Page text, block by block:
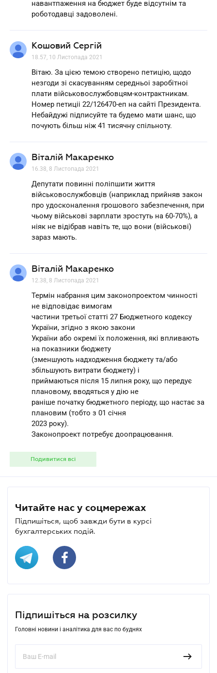
навантпаження на бюджет буде відсутнім та
роботодавці задоволені.
Кошовий Сергій
18.57, 10 Листопада 2021
Вітаю. За цією темою створено петицію, щодо
незгоди зі скасуванням середньоі заробітноі
плати військовослужбовцям-контрактникам.
Номер петиціі 22/126470-еп на сайті Президента.
Небайдужі підписуйте та будемо мати шанс, що
почують більш ніж 41 тисячну спільноту.
Віталій Макаренко
16.38, 8 Листопада 2021
Депутати повинні поліпшити життя
військовослужбовців (наприклад прийняв закон
про удосконалення грошового забезпечення, при
чьому військові зарплати зростуть на 60-70%), а
ніяк не відібрав навіть те, що вони (військові)
зараз мають.
Віталій Макаренко
12.38, 8 Листопада 2021
Термін набрання цим законопроектом чинності
не відповідає вимогам
частини третьої статті 27 Бюджетного кодексу
України, згідно з якою закони
України або окремі їх положення, які впливають
на показники бюджету
(зменшують надходження бюджету та/або
збільшують витрати бюджету) і
приймаються після 15 липня року, що передує
плановому, вводяться у дію не
раніше початку бюджетного періоду, що настає за
плановим (тобто з 01 січня
2023 року).
Законопроект потребує доопрацювання.
Подивитися всі
Читайте нас у соцмережах
Підпишіться, щоб завжди бути в курсі
бухгалтерських подій.
Підпишіться на розсилку
Головні новини і аналітика для вас по буднях